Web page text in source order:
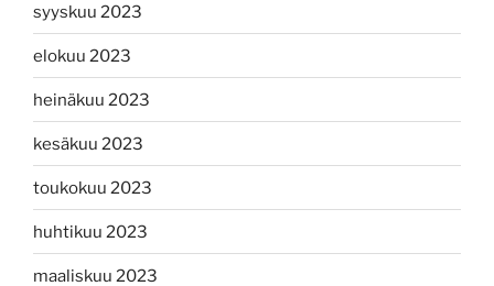
syyskuu 2023
elokuu 2023
heinäkuu 2023
kesäkuu 2023
toukokuu 2023
huhtikuu 2023
maaliskuu 2023